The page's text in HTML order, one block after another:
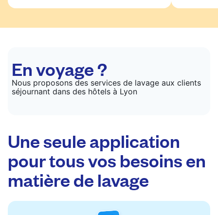
En voyage ?
Nous proposons des services de lavage aux clients
séjournant dans des hôtels à Lyon
Une seule application
pour tous vos besoins en
matière de lavage